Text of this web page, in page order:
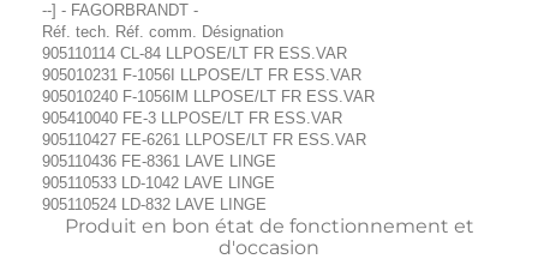
--] - FAGORBRANDT -
Réf. tech. Réf. comm. Désignation
905110114 CL-84 LLPOSE/LT FR ESS.VAR
905010231 F-1056I LLPOSE/LT FR ESS.VAR
905010240 F-1056IM LLPOSE/LT FR ESS.VAR
905410040 FE-3 LLPOSE/LT FR ESS.VAR
905110427 FE-6261 LLPOSE/LT FR ESS.VAR
905110436 FE-8361 LAVE LINGE
905110533 LD-1042 LAVE LINGE
905110524 LD-832 LAVE LINGE
Produit en bon état de fonctionnement et
d'occasion